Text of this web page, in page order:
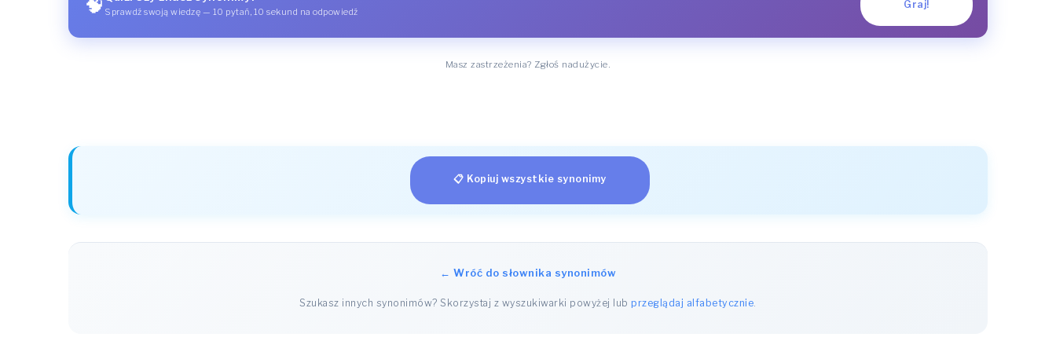
Sprawdź swoją wiedzę — 10 pytań, 10 sekund na odpowiedź
Graj!
Masz zastrzeżenia? Zgłoś nadużycie.
📋 Kopiuj wszystkie synonimy
← Wróć do słownika synonimów
Szukasz innych synonimów? Skorzystaj z wyszukiwarki powyżej lubprzeglądaj alfabetycznie.